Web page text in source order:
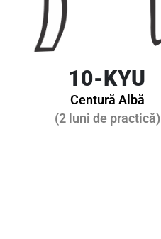
10-KYU
Centură Albă
(2 luni de practică)